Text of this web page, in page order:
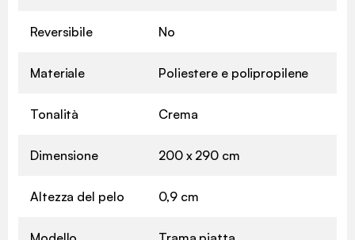
Reversibile No
Materiale Poliestere e polipropilene
Tonalità Crema
Dimensione 200 x 290 cm
Altezza del pelo 0,9 cm